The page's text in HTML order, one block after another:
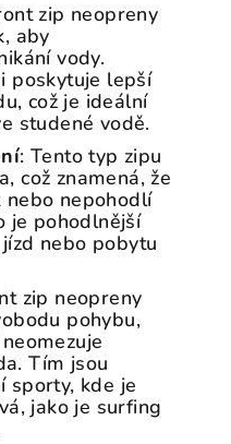
zip neopreny
aby
vody.
poskytuje lepší
což je ideální
studené vodě.
: Tento typ zipu
což znamená, že
nebo nepohodlí
je pohodlnější
nebo pobytu
zip neopreny
pohybu,
Tím jsou
sporty, kde je
jako je surfing